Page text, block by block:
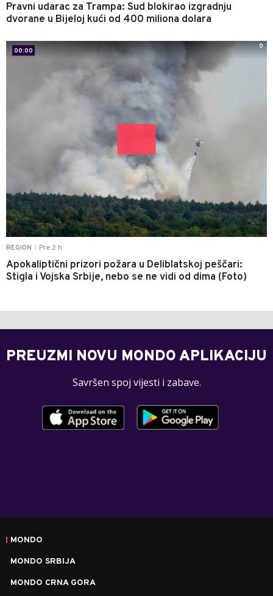
Pravni udarac za Trampa: Sud blokirao izgradnju
dvorane u Bijeloj kući od 400 miliona dolara
REGION Pre 2 h
Apokaliptični prizori požara u Deliblatskoj peščari:
Stigla i Vojska Srbije, nebo se ne vidi od dima (Foto)
00:00
0
PREUZMI NOVU MONDO APLIKACIJU
Savršen spoj vijesti i zabave.
MONDO
MONDO SRBIJA
MONDO CRNA GORA